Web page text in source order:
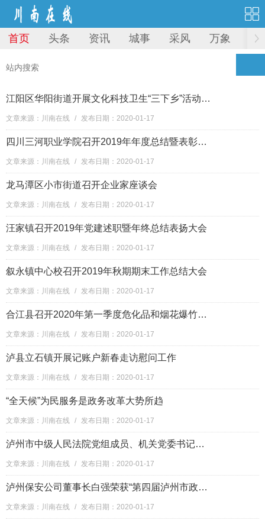
首页 头条 资讯 城事 采风 万象 图
江阳区华阳街道开展文化科技卫生“三下乡”活动暨返乡农民工招聘会
文章来源：川南在线 / 发布日期：2020-01-17
四川三河职业学院召开2019年年度总结暨表彰大会
文章来源：川南在线 / 发布日期：2020-01-17
龙马潭区小市街道召开企业家座谈会
文章来源：川南在线 / 发布日期：2020-01-17
汪家镇召开2019年党建述职暨年终总结表扬大会
文章来源：川南在线 / 发布日期：2020-01-17
叙永镇中心校召开2019年秋期期末工作总结大会
文章来源：川南在线 / 发布日期：2020-01-17
合江县召开2020年第一季度危化品和烟花爆竹安全培训工作会
文章来源：川南在线 / 发布日期：2020-01-17
泸县立石镇开展记账户新春走访慰问工作
文章来源：川南在线 / 发布日期：2020-01-17
“全天候”为民服务是政务改革大势所趋
文章来源：川南在线 / 发布日期：2020-01-17
泸州市中级人民法院党组成员、机关党委书记到古蔺法院慰问看望基层困难干警
文章来源：川南在线 / 发布日期：2020-01-17
泸州保安公司董事长白强荣获“第四届泸州市政府质量奖”
文章来源：川南在线 / 发布日期：2020-01-17